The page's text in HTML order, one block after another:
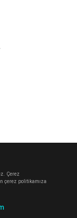
Çerez
çerez politikamıza